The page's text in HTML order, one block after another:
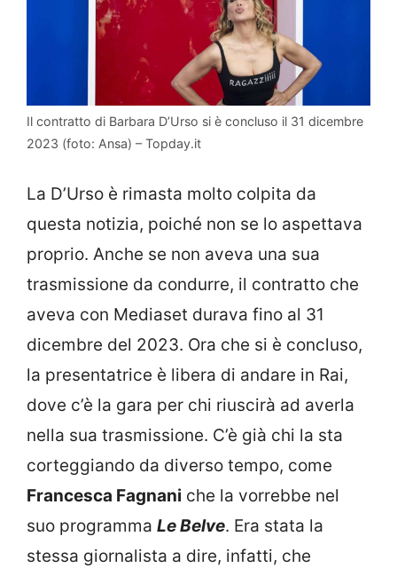
Il contratto di Barbara D’Urso si è concluso il 31 dicembre
2023 (foto: Ansa) – Topday.it
La D’Urso è rimasta molto colpita da
questa notizia, poiché non se lo aspettava
proprio. Anche se non aveva una sua
trasmissione da condurre, il contratto che
aveva con Mediaset durava fino al 31
dicembre del 2023. Ora che si è concluso,
la presentatrice è libera di andare in Rai,
dove c’è la gara per chi riuscirà ad averla
nella sua trasmissione. C’è già chi la sta
corteggiando da diverso tempo, come
Francesca Fagnani che la vorrebbe nel
suo programma Le Belve. Era stata la
stessa giornalista a dire, infatti, che